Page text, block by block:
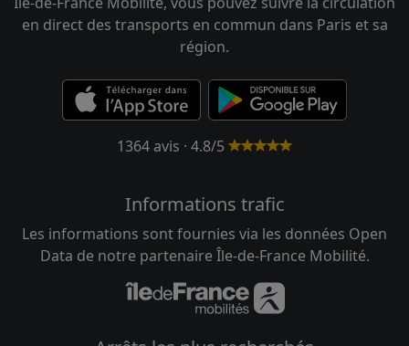
en direct des transports en commun dans Paris et sa
région.
1364 avis · 4.8/5
Informations trafic
Les informations sont fournies via les données Open
Data de notre partenaire Île-de-France Mobilité.